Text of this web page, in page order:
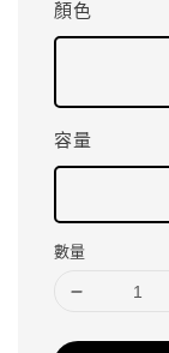
顏色
容量
數量